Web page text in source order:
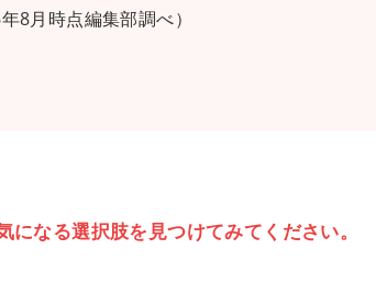
8月時点編集部調べ）
なる選択肢を見つけてみてください。